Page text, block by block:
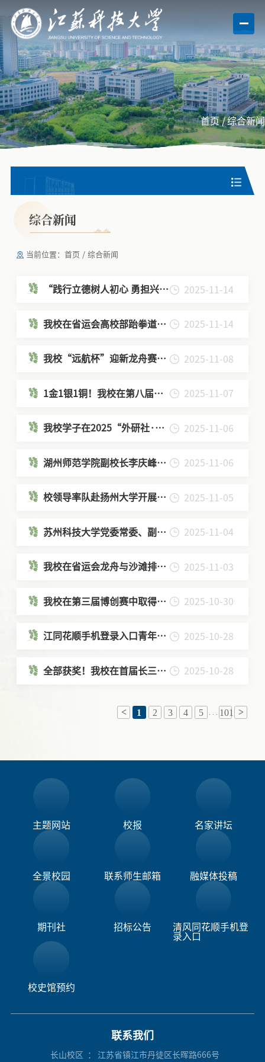
首页 / 综合新闻
综合新闻
当前位置：首页 / 综合新闻
“践行立德树人初心 勇担兴船
成功举办
2025-11-14
我校在省运会高校部跆拳道比
2025-11-14
我校“远航杯”迎新龙舟赛点
2025-11-08
1金1银1铜！我校在第八届全
佳绩
2025-11-07
我校学子在2025“外研社·国
赛江苏赛区中勇创佳绩
2025-11-06
湖州师范学院副校长李庆峰一
2025-11-06
校领导率队赴扬州大学开展专
2025-11-05
苏州科技大学党委常委、副校
2025-11-04
我校在省运会龙舟与沙滩排球
2025-11-03
我校在第三届博创赛中取得佳
2025-10-30
江同花顺手机登录入口青年博
同”生态圈活动成功举办
2025-10-28
全部获奖！我校在首届长三角
2025-10-28
1 2 3 4 5 . . . 101
主题网站 校报 名家讲坛
全景校园 联系师生邮箱 融媒体投稿​
期刊社 招标公告
清风同花顺手机登
录入口
校史馆预约
联系我们
长山校区 ： 江苏省镇江市丹徒区长晖路666号